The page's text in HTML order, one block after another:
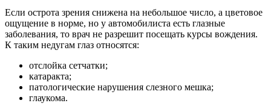
Если острота зрения снижена на небольшое число, а цветовое
ощущение в норме, но у автомобилиста есть глазные
заболевания, то врач не разрешит посещать курсы вождения.
К таким недугам глаз относятся:
отслойка сетчатки;
катаракта;
патологические нарушения слезного мешка;
глаукома.